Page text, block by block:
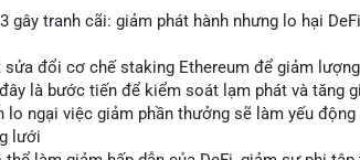
gây tranh cãi: giảm phát hành nhưng lo hại DeFi
sửa đổi cơ chế staking Ethereum để giảm
là bước tiến để kiểm soát lạm phát và tăng
lo ngại việc giảm phần thưởng sẽ làm yếu
lưới